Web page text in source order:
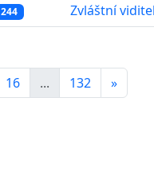
Zvláštní
16 ... 132 »